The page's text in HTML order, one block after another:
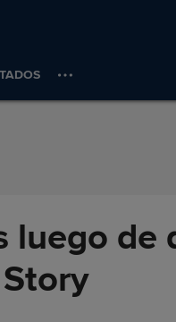
luego de